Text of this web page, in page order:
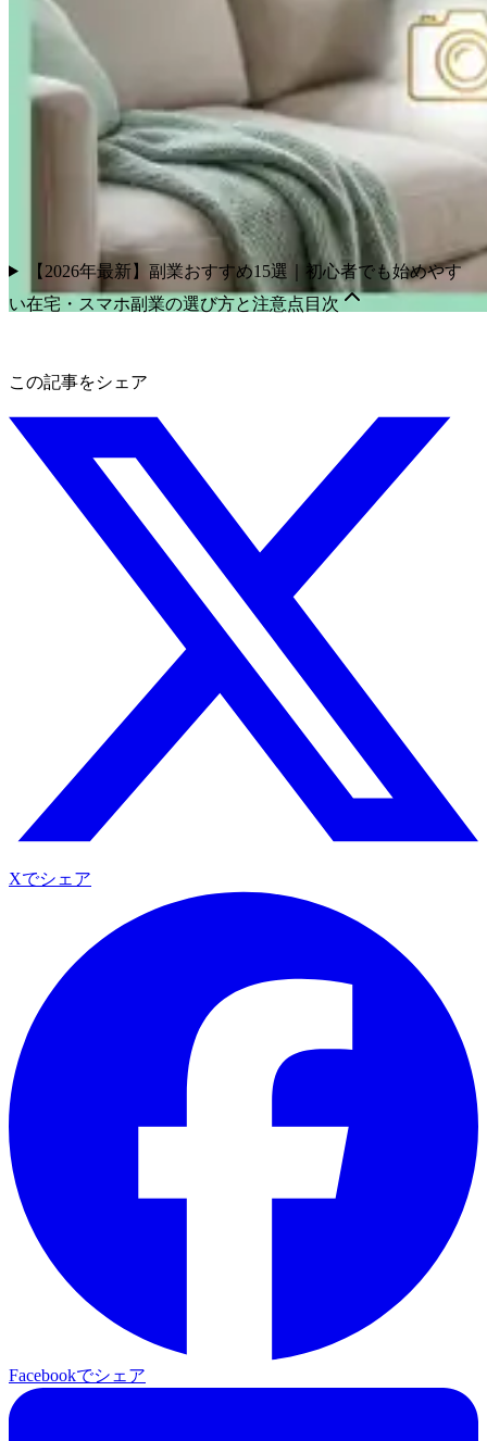
【2026年最新】副業おすすめ15選｜初心者でも始めやす
い在宅・スマホ副業の選び方と注意点 目次
この記事をシェア
Xでシェア
Facebookでシェア